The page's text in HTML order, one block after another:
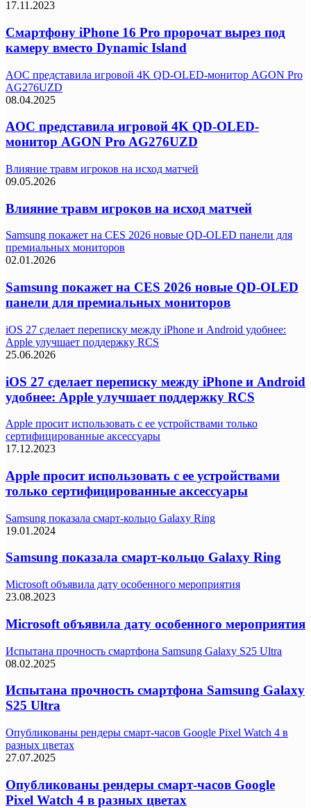
17.11.2023
Смартфону iPhone 16 Pro пророчат вырез под
камеру вместо Dynamic Island
AOC представила игровой 4K QD-OLED-монитор AGON Pro
AG276UZD
08.04.2025
AOC представила игровой 4K QD-OLED-
монитор AGON Pro AG276UZD
Влияние травм игроков на исход матчей
09.05.2026
Влияние травм игроков на исход матчей
Samsung покажет на CES 2026 новые QD-OLED панели для
премиальных мониторов
02.01.2026
Samsung покажет на CES 2026 новые QD-OLED
панели для премиальных мониторов
iOS 27 сделает переписку между iPhone и Android удобнее:
Apple улучшает поддержку RCS
25.06.2026
iOS 27 сделает переписку между iPhone и Android
удобнее: Apple улучшает поддержку RCS
Apple просит использовать с ее устройствами только
сертифицированные аксессуары
17.12.2023
Apple просит использовать с ее устройствами
только сертифицированные аксессуары
Samsung показала смарт-кольцо Galaxy Ring
19.01.2024
Samsung показала смарт-кольцо Galaxy Ring
Microsoft объявила дату особенного мероприятия
23.08.2023
Microsoft объявила дату особенного мероприятия
Испытана прочность смартфона Samsung Galaxy S25 Ultra
08.02.2025
Испытана прочность смартфона Samsung Galaxy
S25 Ultra
Опубликованы рендеры смарт-часов Google Pixel Watch 4 в
разных цветах
27.07.2025
Опубликованы рендеры смарт-часов Google
Pixel Watch 4 в разных цветах